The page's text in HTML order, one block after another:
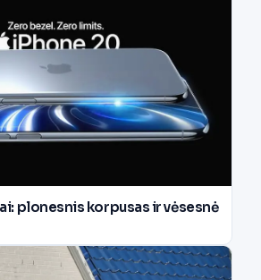
plonesnis korpusas ir vėsesnė